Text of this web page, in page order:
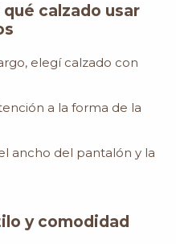
calzado usar
elegí calzado con
a la forma de la
ancho del pantalón y la
y comodidad